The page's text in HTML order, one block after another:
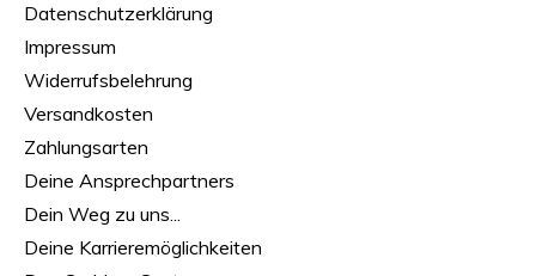
Datenschutzerklärung
Impressum
Widerrufsbelehrung
Versandkosten
Zahlungsarten
Deine Ansprechpartners
Dein Weg zu uns...
Deine Karrieremöglichkeiten